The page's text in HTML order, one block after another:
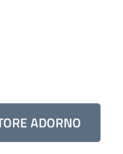
ADORNO